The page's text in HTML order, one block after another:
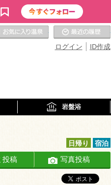
ID作成
ログイン
お気に入りの温泉
岩盤浴
日帰り 宿泊
投稿 写真投稿